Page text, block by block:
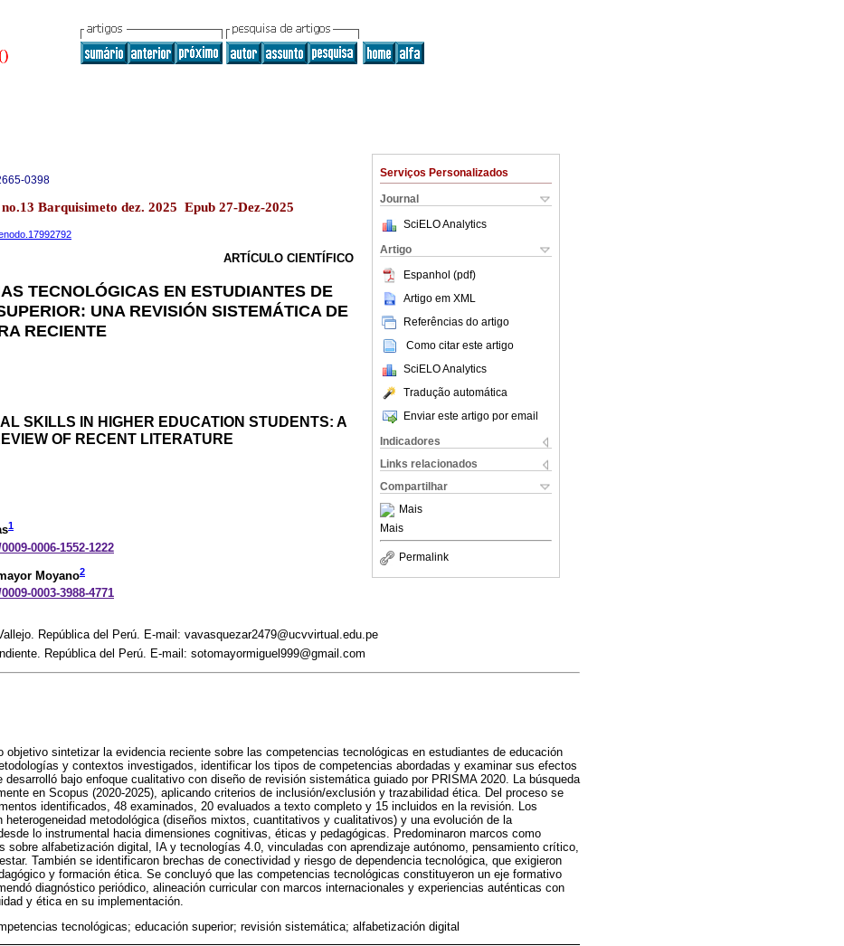
Serviços Personalizados
Journal
SciELO Analytics
Artigo
Espanhol (pdf)
Artigo em XML
Referências do artigo
Como citar este artigo
SciELO Analytics
Tradução automática
Enviar este artigo por email
Indicadores
Links relacionados
Compartilhar
Mais
Mais
Permalink
0398
Barquisimeto dez. 2025 Epub 27-Dez-2025
ARTÍCULO CIENTÍFICO
TECNOLÓGICAS EN ESTUDIANTES DE
UNA REVISIÓN SISTEMÁTICA DE
RECIENTE
SKILLS IN HIGHER EDUCATION STUDENTS: A
OF RECENT LITERATURE
1
0006-1552-1222
Moyano2
0003-3988-4771
República del Perú. E-mail: vavasquezar2479@ucvvirtual.edu.pe
República del Perú. E-mail: sotomayormiguel999@gmail.com
objetivo sintetizar la evidencia reciente sobre las competencias tecnológicas en estudiantes de educación
y contextos investigados, identificar los tipos de competencias abordadas y examinar sus efectos
desarrolló bajo enfoque cualitativo con diseño de revisión sistemática guiado por PRISMA 2020. La búsqueda
en Scopus (2020-2025), aplicando criterios de inclusión/exclusión y trazabilidad ética. Del proceso se
identificados, 48 examinados, 20 evaluados a texto completo y 15 incluidos en la revisión. Los
heterogeneidad metodológica (diseños mixtos, cuantitativos y cualitativos) y una evolución de la
lo instrumental hacia dimensiones cognitivas, éticas y pedagógicas. Predominaron marcos como
sobre alfabetización digital, IA y tecnologías 4.0, vinculadas con aprendizaje autónomo, pensamiento crítico,
También se identificaron brechas de conectividad y riesgo de dependencia tecnológica, que exigieron
y formación ética. Se concluyó que las competencias tecnológicas constituyeron un eje formativo
diagnóstico periódico, alineación curricular con marcos internacionales y experiencias auténticas con
y ética en su implementación.
tecnológicas; educación superior; revisión sistemática; alfabetización digital